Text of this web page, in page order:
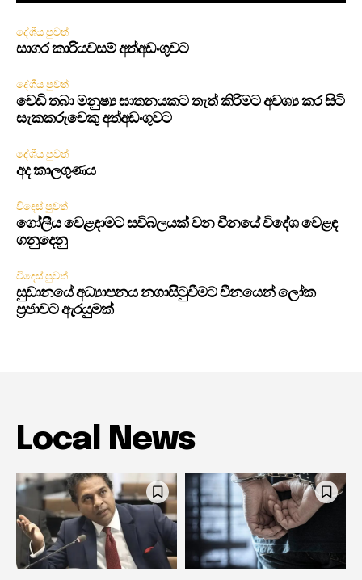
දේශීය පුවත්
සාගර කාරියවසම් අත්අඩංගුවට
දේශීය පුවත්
වෙඩි තබා මනුෂ්‍ය ඝාතනයකට තැත් කිරීමට අවශ්‍ය කර සිටි
සැකකරුවෙකු අත්අඩංගුවට
දේශීය පුවත්
අද කාලගුණය
විදෙස් පුවත්
ගෝලීය වෙළඳාමට සවිබලයක් වන චීනයේ විදේශ වෙළඳ
ගනුදෙනු
විදෙස් පුවත්
සුඩානයේ අධ්‍යාපනය නගාසිටුවීමට චීනයෙන් ලෝක
ප්‍රජාවට ඇරයුමක්
Local News